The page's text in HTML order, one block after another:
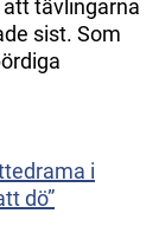
tävlingarna
sist. Som
i
dö”